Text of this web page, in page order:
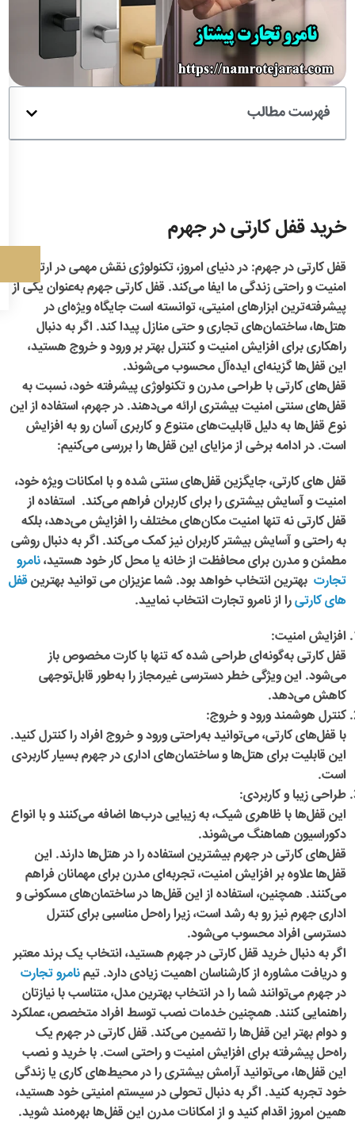
فهرست مطالب
خرید قفل کارتی در جهرم
قفل کارتی در جهرم: در دنیای امروز، تکنولوژی نقش مهمی در ارتقای
امنیت و راحتی زندگی ما ایفا می‌کند. قفل کارتی جهرمبه‌عنوان یکی از
پیشرفته‌ترین ابزارهای امنیتی، توانسته است جایگاه ویژه‌ای در
هتل‌ها، ساختمان‌های تجاری و حتی منازل پیدا کند. اگر به دنبال
راهکاری برای افزایش امنیت و کنترل بهتر بر ورود و خروج هستید،
این قفل‌ها گزینه‌ای ایده‌آل محسوب می‌شوند.
قفل‌های کارتی با طراحی مدرن و تکنولوژی پیشرفته خود، نسبت به
قفل‌های سنتی امنیت بیشتری ارائه می‌دهند. در جهرم، استفاده از این
نوع قفل‌ها به دلیل قابلیت‌های متنوع و کاربری آسان رو به افزایش
است. در ادامه برخی از مزایای این قفل‌ها را بررسی می‌کنیم:
قفل های کارتی، جایگزین قفل‌های سنتی شده و با امکانات ویژه خود،
امنیت و آسایش بیشتری را برای کاربران فراهم می‌کند. استفاده از
قفل کارتی نه تنها امنیت مکان‌های مختلف را افزایش می‌دهد، بلکه
به راحتی و آسایش بیشتر کاربران نیز کمک می‌کند. اگر به دنبال روشی
مطمئن و مدرن برای محافظت از خانه یا محل کار خود هستید،نامرو
تجارت بهترین انتخاب خواهد بود. شما عزیزان می توانید بهترینقفل
های کارتیرا از نامرو تجارت انتخاب نمایید.
افزایش امنیت:
قفل کارتی به‌گونه‌ای طراحی شده که تنها با کارت مخصوص باز
می‌شود. این ویژگی خطر دسترسی غیرمجاز را به‌طور قابل‌توجهی
کاهش می‌دهد.
کنترل هوشمند ورود و خروج:
با قفل‌های کارتی، می‌توانید به‌راحتی ورود و خروج افراد را کنترل کنید.
این قابلیت برای هتل‌ها و ساختمان‌های اداری در جهرم بسیار کاربردی
است.
طراحی زیبا و کاربردی:
این قفل‌ها با ظاهری شیک، به زیبایی درب‌ها اضافه می‌کنند و با انواع
دکوراسیون هماهنگ می‌شوند.
قفل‌های کارتی در جهرم بیشترین استفاده را در هتل‌ها دارند. این
قفل‌ها علاوه بر افزایش امنیت، تجربه‌ای مدرن برای مهمانان فراهم
می‌کنند. همچنین، استفاده از این قفل‌ها در ساختمان‌های مسکونی و
اداری جهرم نیز رو به رشد است، زیرا راه‌حل مناسبی برای کنترل
دسترسی افراد محسوب می‌شود.
اگر به دنبال خریدقفل کارتی در جهرمهستید، انتخاب یک برند معتبر
و دریافت مشاوره از کارشناسان اهمیت زیادی دارد. تیم‌نامرو تجارت
در جهرم می‌توانند شما را در انتخاب بهترین مدل، متناسب با نیازتان
راهنمایی کنند. همچنین خدمات نصب توسط افراد متخصص، عملکرد
و دوام بهتر این قفل‌ها را تضمین می‌کند. قفل کارتی در جهرم یک
راه‌حل پیشرفته برای افزایش امنیت و راحتی است. با خرید و نصب
این قفل‌ها، می‌توانید آرامش بیشتری را در محیط‌های کاری یا زندگی
خود تجربه کنید. اگر به دنبال تحولی در سیستم امنیتی خود هستید،
همین امروز اقدام کنید و از امکانات مدرن این قفل‌ها بهره‌مند شوید.